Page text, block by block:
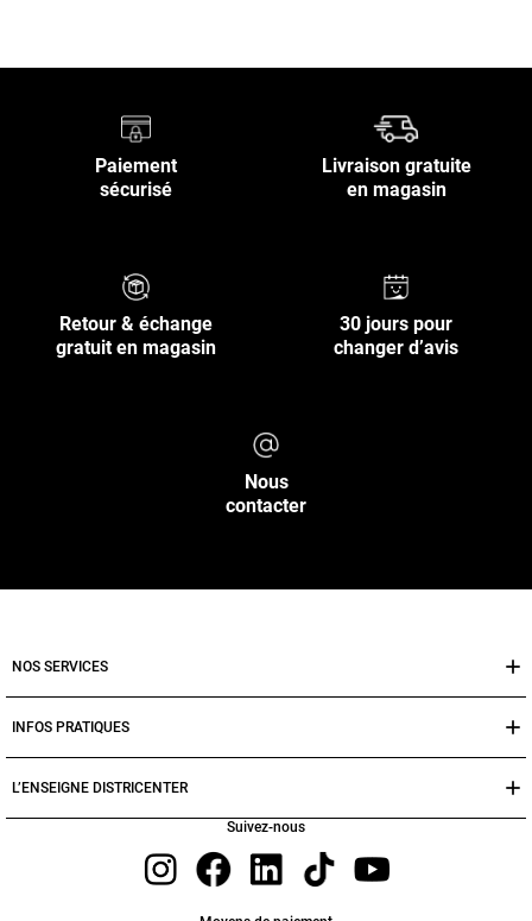
Paiement
sécurisé
Livraison gratuite
en magasin
Retour & échange
gratuit en magasin
30 jours pour
changer d’avis
Nous
contacter
NOS SERVICES
INFOS PRATIQUES
L’ENSEIGNE DISTRICENTER
Suivez-nous